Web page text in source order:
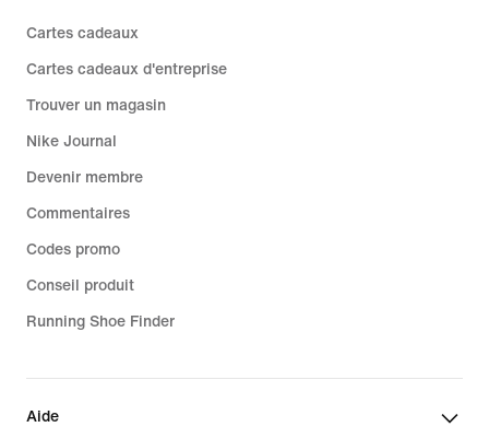
Cartes cadeaux
Cartes cadeaux d'entreprise
Trouver un magasin
Nike Journal
Devenir membre
Commentaires
Codes promo
Conseil produit
Running Shoe Finder
Aide